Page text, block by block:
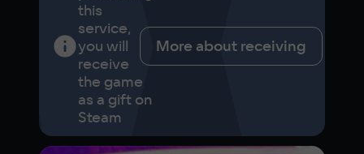
this
service,
you will
receive
the game
as a gift on
Steam
More about receiving